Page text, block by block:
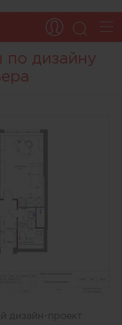
по дизайну
дизайн-проект